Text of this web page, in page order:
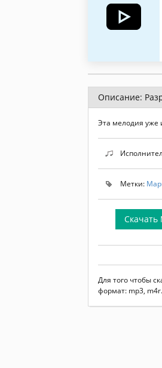
Описание:
Эта мелодия уже
Метки:
Скачать
Для того чтобы
формат: mp3,